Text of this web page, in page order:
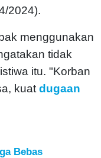
2024).
menggunakan
tidak
itu. "Korban
kuat dugaan
Bebas